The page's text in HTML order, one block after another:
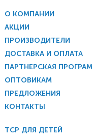
О КОМПАНИИ
АКЦИИ
ПРОИЗВОДИТЕЛИ
ДОСТАВКА И ОПЛАТА
ПАРТНЕРСКАЯ
ОПТОВИКАМ
ПРЕДЛОЖЕНИЯ
КОНТАКТЫ
ТСР ДЛЯ ДЕТЕЙ